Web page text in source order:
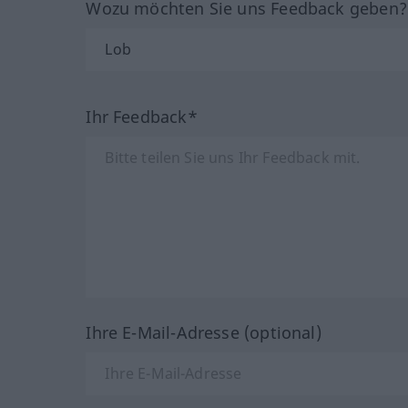
Wozu möchten Sie uns Feedback
Ihr Feedback*
Ihre E-Mail-Adresse (optional)